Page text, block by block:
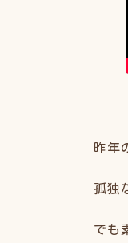
昨年
孤独
でも